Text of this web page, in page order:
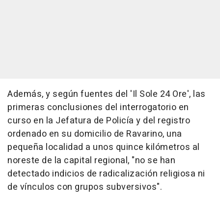
Además, y según fuentes del 'Il Sole 24 Ore', las
primeras conclusiones del interrogatorio en
curso en la Jefatura de Policía y del registro
ordenado en su domicilio de Ravarino, una
pequeña localidad a unos quince kilómetros al
noreste de la capital regional, "no se han
detectado indicios de radicalización religiosa ni
de vínculos con grupos subversivos".